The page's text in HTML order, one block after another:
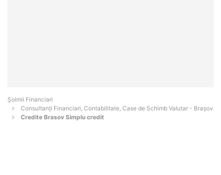
Șoimii Financiari
Consultanți Financiari, Contabilitate, Case de Schimb Valutar - Braşov
Credite Brasov Simplu credit